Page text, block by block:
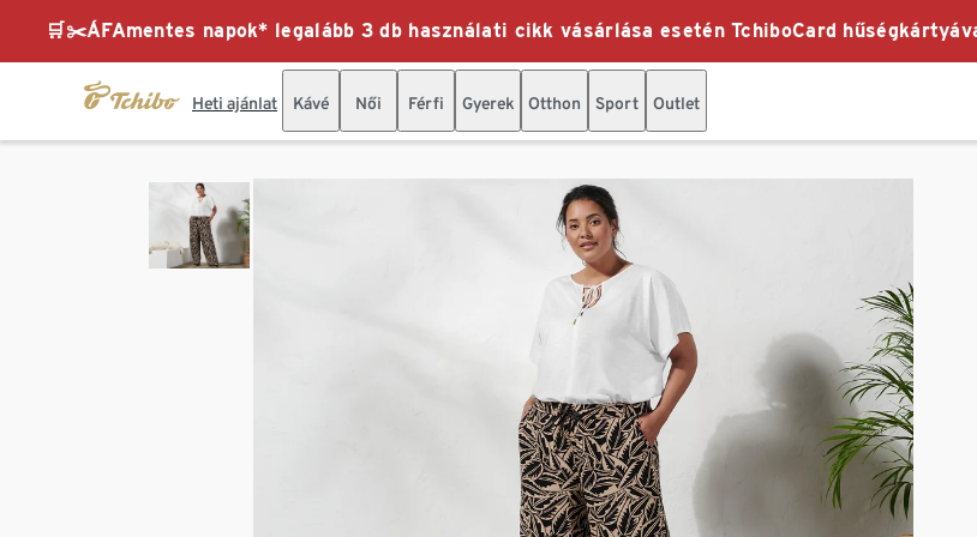
🛒✂️ÁFAmentes napok* legalább 3 db használati cikk vásárlása esetén TchiboCard
Heti ajánlat Kávé Női Férfi Gyerek Otthon Sport Outlet